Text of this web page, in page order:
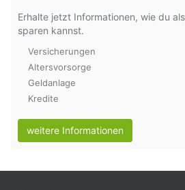
Erhalte jetzt Informationen, wie du
sparen kannst.
Versicherungen
Altersvorsorge
Geldanlage
Kredite
weitere Informationen